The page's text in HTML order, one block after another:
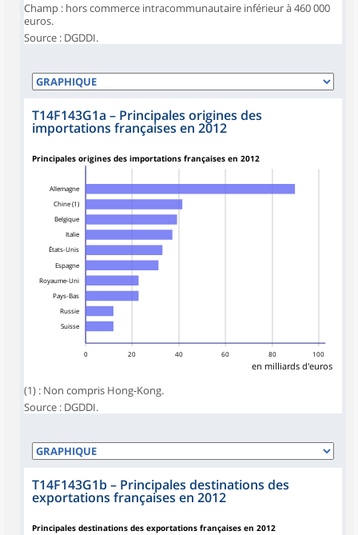
Champ : hors commerce intracommunautaire inférieur à 460 000
euros.
Source : DGDDI.
T14F143G1a – Principales origines des
importations françaises en 2012
Principales origines des importations françaises en 2012
0 20 40 60 80 100
en milliards d'euros
Allemagne
Chine (1)
Belgique
Italie
États-Unis
Espagne
Royaume-Uni
Pays-Bas
Russie
Suisse
(1) : Non compris Hong-Kong.
Source : DGDDI.
T14F143G1b– Principales destinations des
exportations françaises en 2012
Principales destinations des exportations françaises en 2012